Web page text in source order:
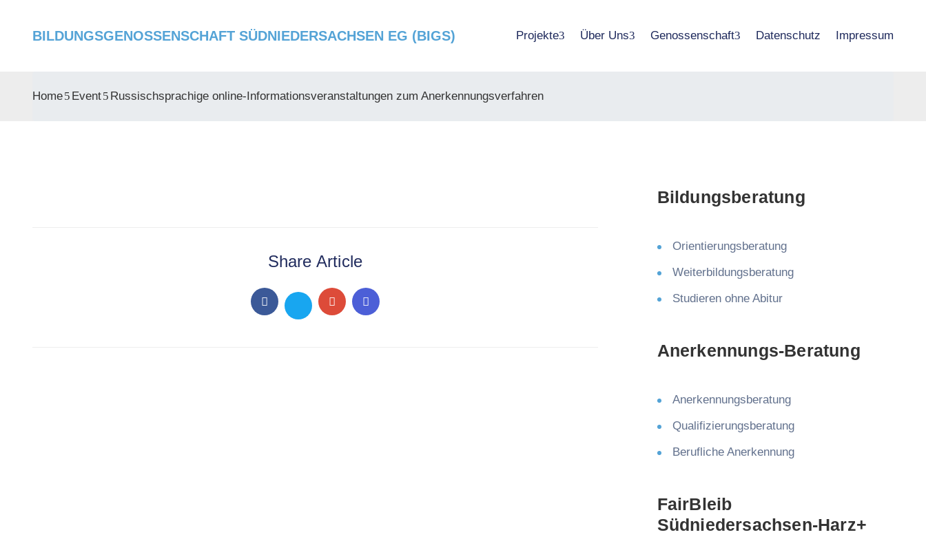
BILDUNGSGENOSSENSCHAFT SÜDNIEDERSACHSEN EG (BIGS) Projekte Über Uns Genossenschaft Datenschutz Impressum
Home Event Russischsprachige online-Informationsveranstaltungen zum Anerkennungsverfahren
Share Article
Bildungsberatung
Orientierungsberatung
Weiterbildungsberatung
Studieren ohne Abitur
Anerkennungs-Beratung
Anerkennungsberatung
Qualifizierungsberatung
Berufliche Anerkennung
FairBleib
Südniedersachsen-Harz+